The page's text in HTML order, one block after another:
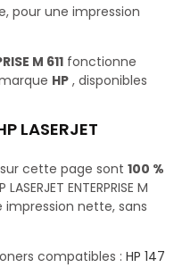
pour une impression
M 611 fonctionne
HP , disponibles
LASERJET
cette page sont 100 %
ENTERPRISE M
impression nette, sans
compatibles : HP 147